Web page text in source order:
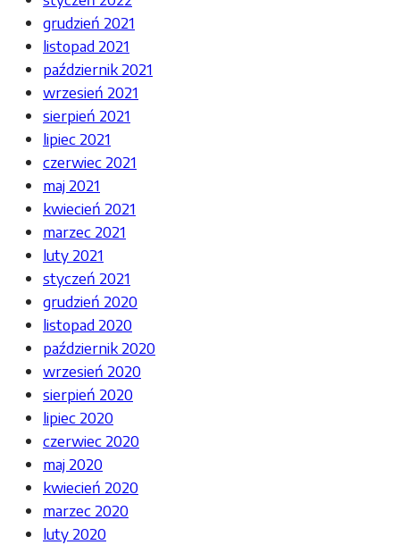
grudzień 2021
listopad 2021
październik 2021
wrzesień 2021
sierpień 2021
lipiec 2021
czerwiec 2021
maj 2021
kwiecień 2021
marzec 2021
luty 2021
styczeń 2021
grudzień 2020
listopad 2020
październik 2020
wrzesień 2020
sierpień 2020
lipiec 2020
czerwiec 2020
maj 2020
kwiecień 2020
marzec 2020
luty 2020